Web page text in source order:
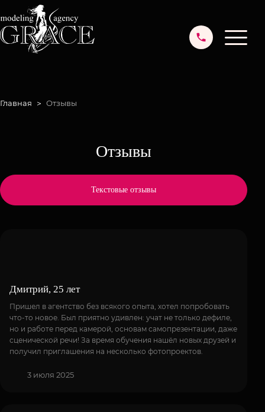
Главная Отзывы
Отзывы
Текстовые отзывы
Дмитрий, 25 лет
Пришел в агентство без всякого опыта, хотел попробовать
что-то новое. Был приятно удивлен: учат не только дефиле,
но и работе перед камерой, основам самопрезентации, даже
сценической речи! За время обучения нашёл новых друзей и
получил приглашения на несколько фотопроектов.
3 июля 2025